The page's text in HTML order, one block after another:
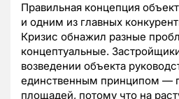
Правильная концепция
и одним из главных
Кризис обнажил разные
концептуальные.
возведении объекта
единственным принципом —
площадей, потому что на